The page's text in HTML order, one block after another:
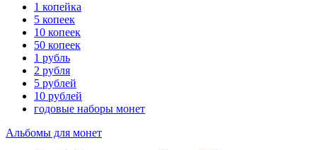
1 копейка
5 копеек
10 копеек
50 копеек
1 рубль
2 рубля
5 рублей
10 рублей
годовые наборы монет
Альбомы для монет